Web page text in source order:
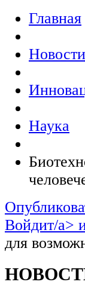
Главная
Новости
Наука
Войдит/a>
для